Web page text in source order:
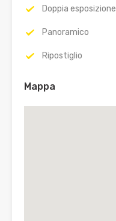
Doppia esposizione
Panoramico
Ripostiglio
Mappa